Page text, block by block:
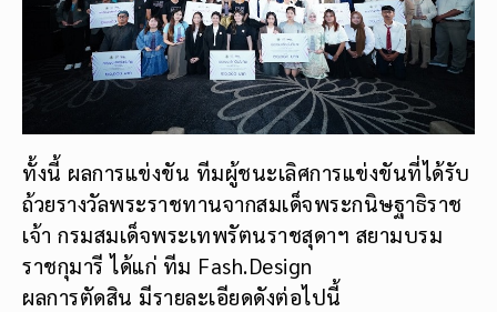
ทั้งนี้ ผลการแข่งขัน ทีมผู้ชนะเลิศการแข่งขันที่ได้รับ
ถ้วยรางวัลพระราชทานจากสมเด็จพระกนิษฐาธิราช
เจ้า กรมสมเด็จพระเทพรัตนราชสุดาฯ สยามบรม
ราชกุมารี ได้แก่ ทีม Fash.Design
ผลการตัดสิน มีรายละเอียดดังต่อไปนี้